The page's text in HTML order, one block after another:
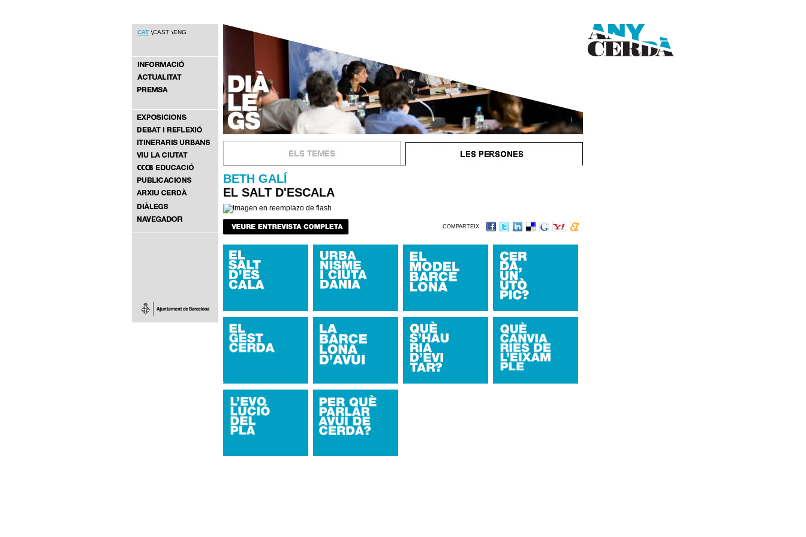
CAT CAST ENG
BETH GALÍ
EL SALT D'ESCALA
COMPARTEIX